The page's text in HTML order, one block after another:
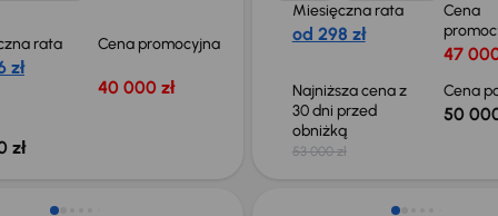
rata
zł
Cena promocyjna
40 000 zł
zł
Miesięczna rata
od 298 zł
Cena
47
Najniższa cena z
30 dni przed
obniżką
53 000 zł
Cena
50